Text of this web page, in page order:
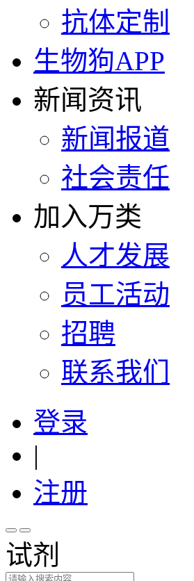
抗体定制
生物狗APP
新闻资讯
新闻报道
社会责任
加入万类
人才发展
员工活动
招聘
联系我们
登录
|
注册
试剂